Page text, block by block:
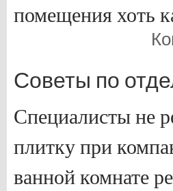
помещения хоть
Советы по
Специалисты не
плитку при
ванной комнате